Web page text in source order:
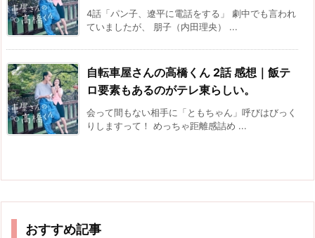
4話「パン子、遼平に電話をする」 劇中でも言われ
ていましたが、 朋子（内田理央） ...
自転車屋さんの高橋くん 2話 感想｜飯テ
ロ要素もあるのがテレ東らしい。
会って間もない相手に「ともちゃん」呼びはびっく
りしますって！ めっちゃ距離感詰め ...
おすすめ記事